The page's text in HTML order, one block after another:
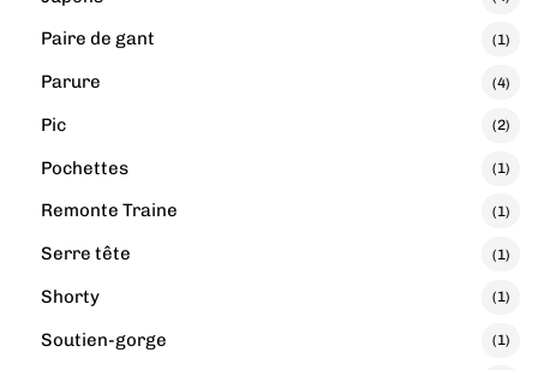
Paire de gant (1)
Parure (4)
Pic (2)
Pochettes (1)
Remonte Traine (1)
Serre tête (1)
Shorty (1)
Soutien-gorge (1)